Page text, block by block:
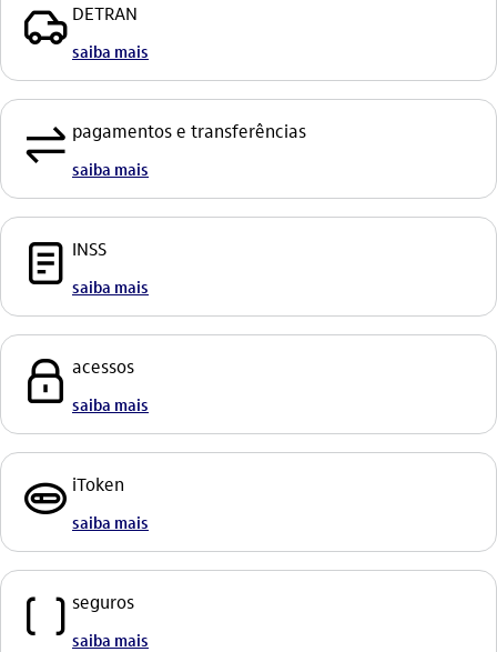
veiculo_outline DETRAN
saiba mais
transferencia pagamentos e transferências
saiba mais
documento_outline INSS
saiba mais
seguranca_outline acessos
saiba mais
itoken_outline iToken
saiba mais
seguro seguros
saiba mais